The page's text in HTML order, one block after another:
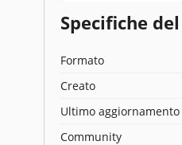
Specifiche
Formato
Creato
Ultimo aggiornamento
Community